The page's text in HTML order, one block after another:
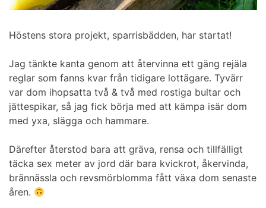
Höstens stora projekt, sparrisbädden, har startat!
Jag tänkte kanta genom att återvinna ett gäng rejäla
reglar som fanns kvar från tidigare lottägare. Tyvärr
var dom ihopsatta två & två med rostiga bultar och
jättespikar, så jag fick börja med att kämpa isär dom
med yxa, slägga och hammare.
Därefter återstod bara att gräva, rensa och tillfälligt
täcka sex meter av jord där bara kvickrot, åkervinda,
brännässla och revsmörblomma fått växa dom senaste
åren.